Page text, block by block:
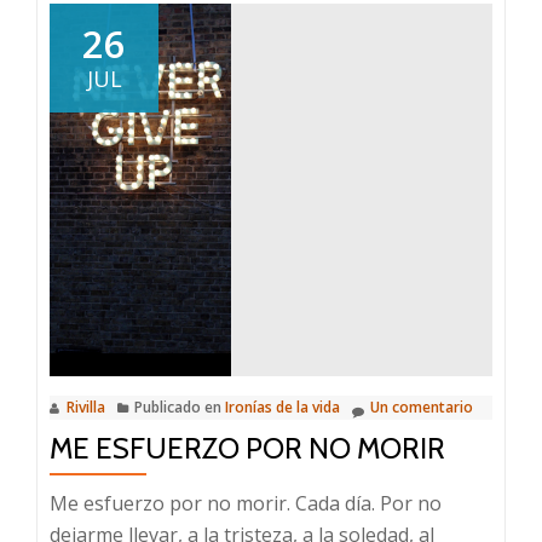
26
JUL
Rivilla Publicado en Ironías de la vida Un comentario
ME ESFUERZO POR NO MORIR
Me esfuerzo por no morir. Cada día. Por no
dejarme llevar, a la tristeza, a la soledad, al